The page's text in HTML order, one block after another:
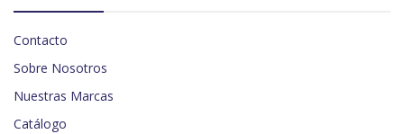
Contacto
Sobre Nosotros
Nuestras Marcas
Catálogo